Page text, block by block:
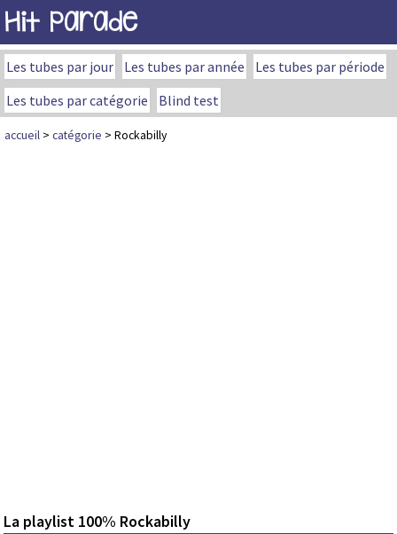
Hit Parade
Les tubes par jour Les tubes par année
Les tubes par période
Les tubes par catégorie
Blind test
accueil > catégorie > Rockabilly
La playlist 100% Rockabilly